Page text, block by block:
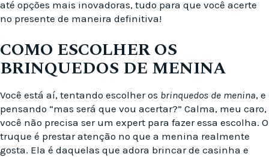
até opções mais inovadoras, tudo para que você acerte
no presente de maneira definitiva!
COMO ESCOLHER OS
BRINQUEDOS DE MENINA
Você está aí, tentando escolher os brinquedos de menina, e
pensando “mas será que vou acertar?” Calma, meu caro,
você não precisa ser um expert para fazer essa escolha. O
truque é prestar atenção no que a menina realmente
gosta. Ela é daquelas que adora brincar de casinha e